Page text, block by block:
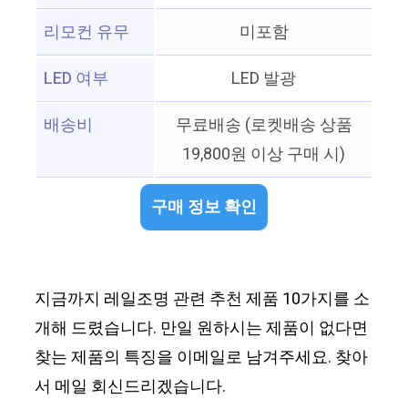
리모컨 유무
미포함
LED 여부
LED 발광
배송비
무료배송 (로켓배송 상품
19,800원 이상 구매 시)
구매 정보 확인
지금까지 레일조명 관련 추천 제품 10가지를 소
개해 드렸습니다. 만일 원하시는 제품이 없다면
찾는 제품의 특징을 이메일로 남겨주세요. 찾아
서 메일 회신드리겠습니다.